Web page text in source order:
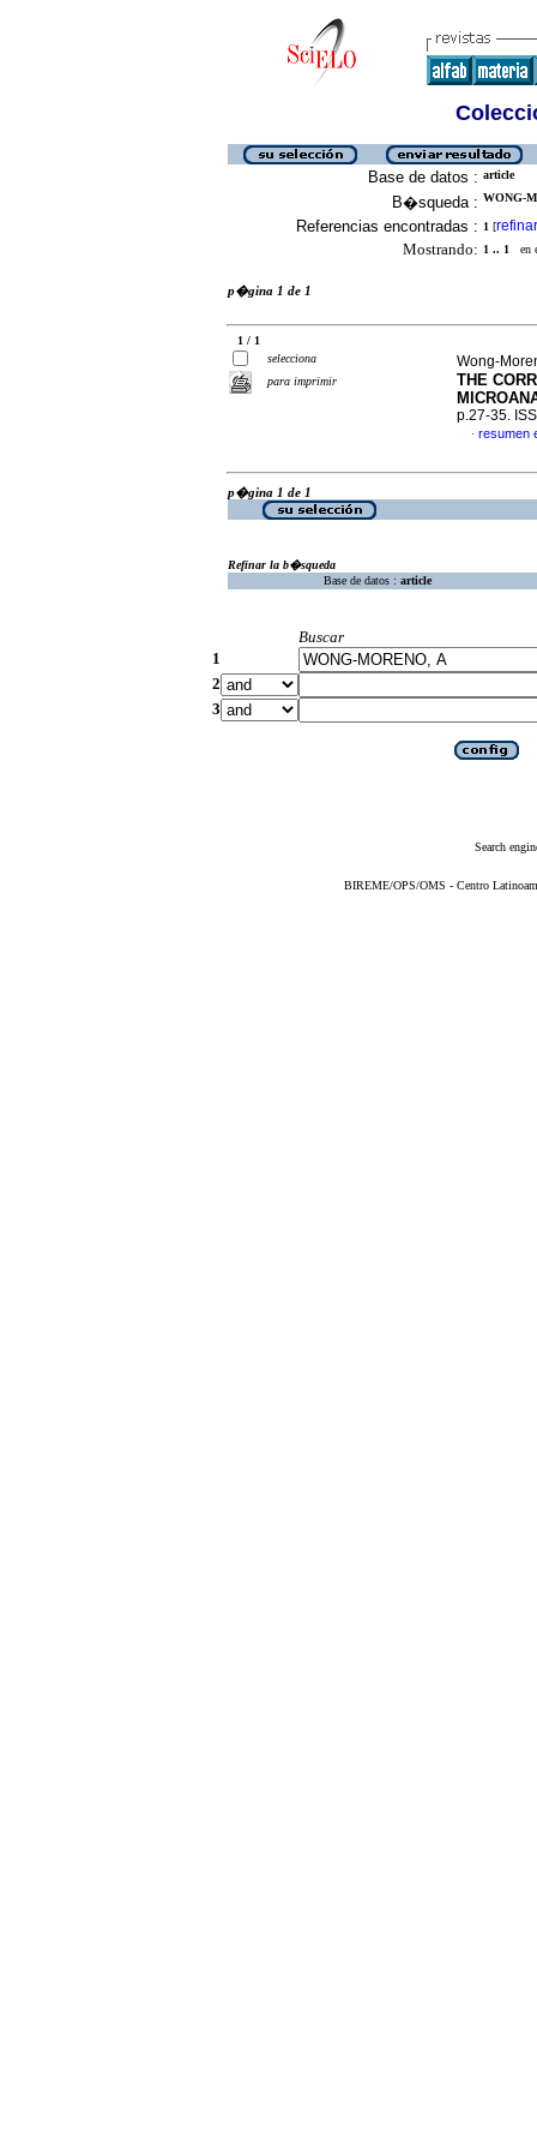
Base de datos : article
B�squeda : WONG-
Referencias encontradas : 1 [refinar
Mostrando: 1 .. 1 en
p�gina 1 de 1
1 / 1
selecciona
para imprimir
Wong-
THE
p.27-35.
· resumen
p�gina 1 de 1
Refinar la b�squeda
Base de datos : article
Buscar
1
2
3
Search
BIREME/OPS/OMS - Centro